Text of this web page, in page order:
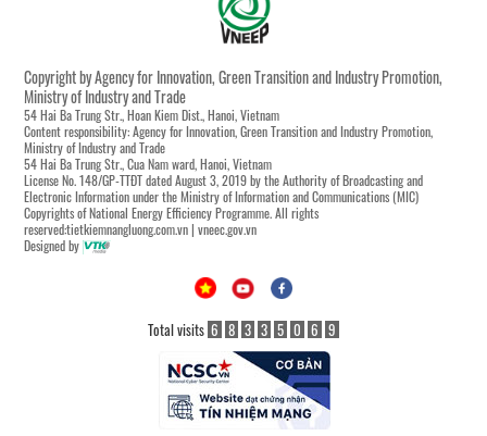
Copyright by Agency for Innovation, Green Transition and Industry Promotion,
Ministry of Industry and Trade
54 Hai Ba Trung Str., Hoan Kiem Dist., Hanoi, Vietnam
Content responsibility: Agency for Innovation, Green Transition and Industry Promotion,
Ministry of Industry and Trade
54 Hai Ba Trung Str., Cua Nam ward, Hanoi, Vietnam
License No. 148/GP-TTĐT dated August 3, 2019 by the Authority of Broadcasting and
Electronic Information under the Ministry of Information and Communications (MIC)
Copyrights of National Energy Efficiency Programme. All rights
reserved:tietkiemnangluong.com.vn | vneec.gov.vn
Designed by
Total visits 6 8 3 3 5 0 6 9